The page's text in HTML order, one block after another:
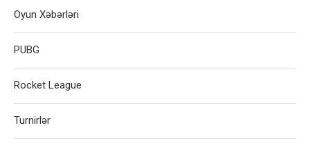
Oyun Xəbərləri
PUBG
Rocket League
Turnirlər